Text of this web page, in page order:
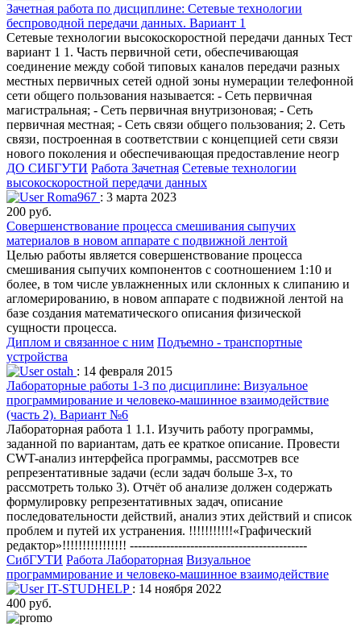
Зачетная работа по дисциплине: Сетевые технологии
беспроводной передачи данных. Вариант 1
Сетевые технологии высокоскоростной передачи данных Тест
вариант 1 1. Часть первичной сети, обеспечивающая
соединение между собой типовых каналов передачи разных
местных первичных сетей одной зоны нумерации телефонной
сети общего пользования называется: - Сеть первичная
магистральная; - Сеть первичная внутризоновая; - Сеть
первичная местная; - Сеть связи общего пользования; 2. Сеть
связи, построенная в соответствии с концепцией сети связи
нового поколения и обеспечивающая предоставление неогр
ДО СИБГУТИ Работа Зачетная Сетевые технологии
высокоскоростной передачи данных
Roma967 : 3 марта 2023
200 руб.
Совершенствование процесса смешивания сыпучих
материалов в новом аппарате с подвижной лентой
Целью работы является совершенствование процесса
смешивания сыпучих компонентов с соотношением 1:10 и
более, в том числе увлажненных или склонных к слипанию и
агломерированию, в новом аппарате с подвижной лентой на
базе создания математического описания физической
сущности процесса.
Диплом и связанное с ним Подъемно - транспортные
устройства
ostah : 14 февраля 2015
Лабораторные работы 1-3 по дисциплине: Визуальное
программирование и человеко-машинное взаимодействие
(часть 2). Вариант №6
Лабораторная работа 1 1.1. Изучить работу программы,
заданной по вариантам, дать ее краткое описание. Провести
CWT-анализ интерфейса программы, рассмотрев все
репрезентативные задачи (если задач больше 3-х, то
рассмотреть только 3). Отчёт об анализе должен содержать
формулировку репрезентативных задач, описание
последовательности действий, анализ этих действий и список
проблем и путей их устранения. !!!!!!!!!!!«Графический
редактор»!!!!!!!!!!!!!!!! --------------------------------------------
СибГУТИ Работа Лабораторная Визуальное
программирование и человеко-машинное взаимодействие
IT-STUDHELP : 14 ноября 2022
400 руб.